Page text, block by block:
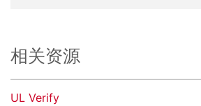
相关资源
UL Verify